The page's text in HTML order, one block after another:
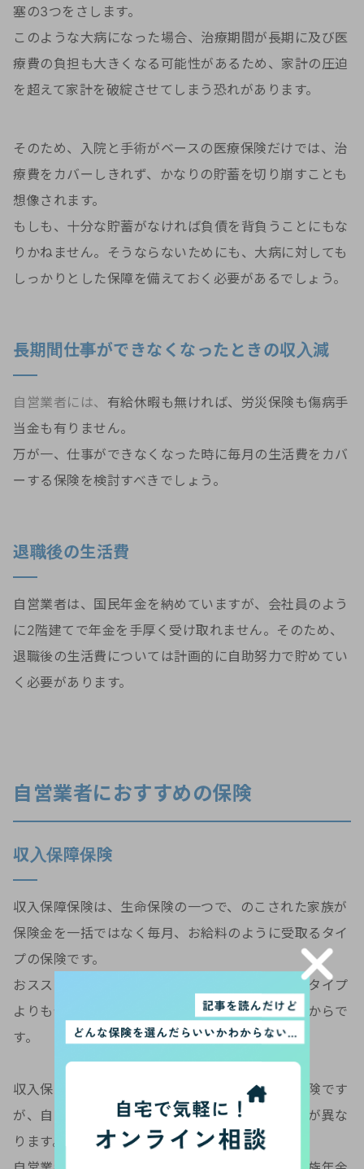
塞の3つをさします。
このような大病になった場合、治療期間が長期に及び医
療費の負担も大きくなる可能性があるため、家計の圧迫
を超えて家計を破綻させてしまう恐れがあります。
そのため、入院と手術がベースの医療保険だけでは、治
療費をカバーしきれず、かなりの貯蓄を切り崩すことも
想像されます。
もしも、十分な貯蓄がなければ負債を背負うことにもな
りかねません。そうならないためにも、大病に対しても
しっかりとした保障を備えておく必要があるでしょう。
長期間仕事ができなくなったときの収入減
自営業者には、 有給休暇も無ければ、労災保険も傷病手
当金も有りません。
万が一、仕事ができなくなった時に毎月の生活費をカバ
ーする保険を検討すべきでしょう。
退職後の生活費
自営業者は、国民年金を納めていますが、会社員のよう
に2階建てで年金を手厚く受け取れません。そのため、
退職後の生活費については計画的に自助努力で貯めてい
く必要があります。
自営業者におすすめの保険
収入保障保険
収入保障保険は、生命保険の一つで、のこされた家族が
保険金を一括ではなく毎月、お給料のように受取るタイ
プの保険です。
おススメの一番の理由は、保険金を一括で受取るタイプ
よりも保険料の負担を割安に抑えることができるからで
す。
収入保障保険は、会社員の方へもおススメする保険です
が、自営業者と会社員では同じ保険でも設計内容が異な
ります。